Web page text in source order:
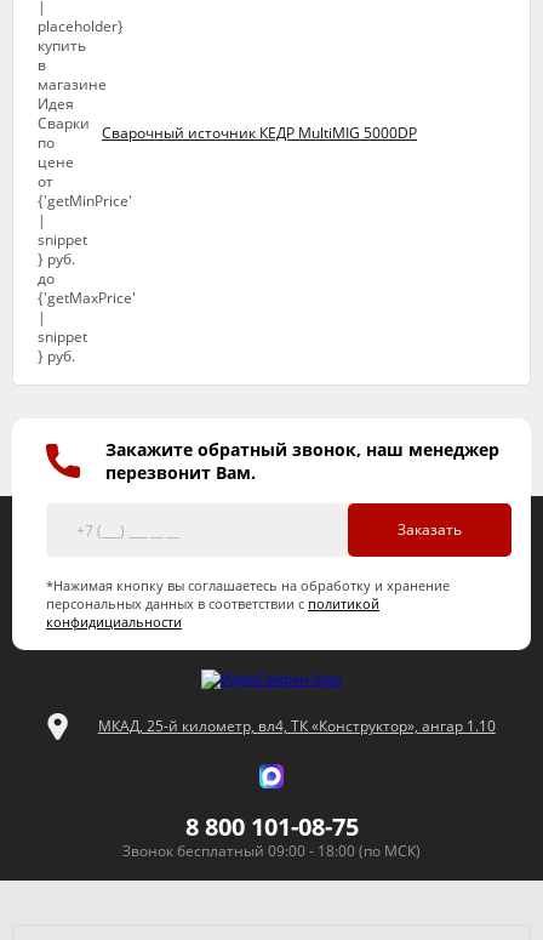
Сварочный источник КЕДР MultiMIG 5000DP
Закажите обратный звонок, наш менеджер
перезвонит Вам.
Заказать
*Нажимая кнопку вы соглашаетесь на обработку и хранение
персональных данных в соответствии с политикой
конфидициальности
МКАД, 25-й километр, вл4, ТК «Конструктор», ангар 1.10
8 800 101-08-75
Звонок бесплатный 09:00 - 18:00 (по МСК)